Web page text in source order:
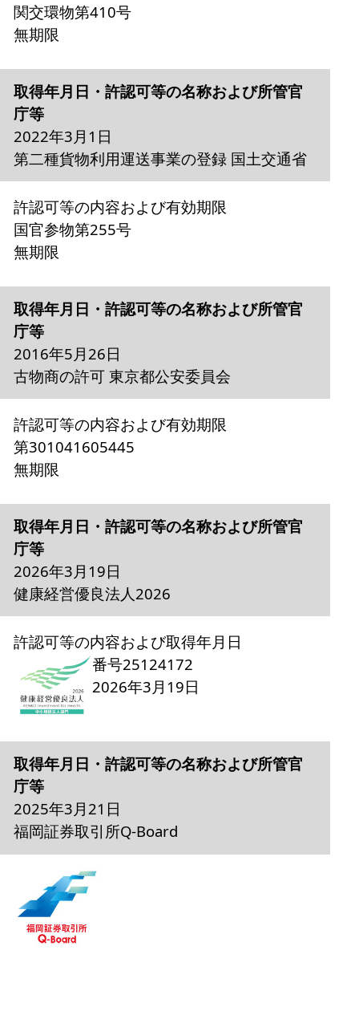
関交環物第410号
無期限
取得年月日・許認可等の名称および所管官
庁等
2022年3月1日
第二種貨物利用運送事業の登録 国土交通省
許認可等の内容および有効期限
国官参物第255号
無期限
取得年月日・許認可等の名称および所管官
庁等
2016年5月26日
古物商の許可 東京都公安委員会
許認可等の内容および有効期限
第301041605445
無期限
取得年月日・許認可等の名称および所管官
庁等
2026年3月19日
健康経営優良法人2026
許認可等の内容および取得年月日
番号25124172
2026年3月19日
取得年月日・許認可等の名称および所管官
庁等
2025年3月21日
福岡証券取引所Q-Board